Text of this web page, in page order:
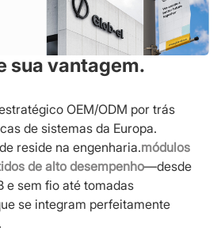
sua vantagem.
OEM/ODM por trás
de sistemas da Europa.
reside na engenharia.módulos
de alto desempenho—desde
e sem fio até tomadas
se integram perfeitamente